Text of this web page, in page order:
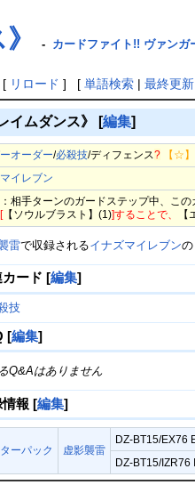
- カードファイト!! ヴァンガ
リロード ] [ 単語検索| 最終更新
イムダンス》 [編集]
ーオーダー/必殺技/ディフェンス? 【☆】
イレブン
：相手ターンのガードステップ中、こ
[【ソウルブラスト】(1)]することで、
雷で収録されるイナズマイレブンの
カード [編集]
技
[編集]
Q&Aはありません
報 [編集]
ーパック 虚影襲雷
DZ-BT15/EX76
DZ-BT15/